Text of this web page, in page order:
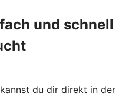
und schnell
du dir direkt in der